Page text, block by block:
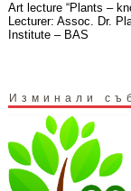
Art lecture “Plants –
Lecturer: Assoc. Dr.
Institute – BAS
Изминали